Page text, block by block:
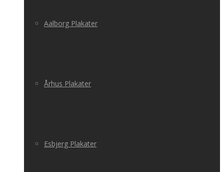
Aalborg Plakater
Århus Plakater
Esbjerg Plakater